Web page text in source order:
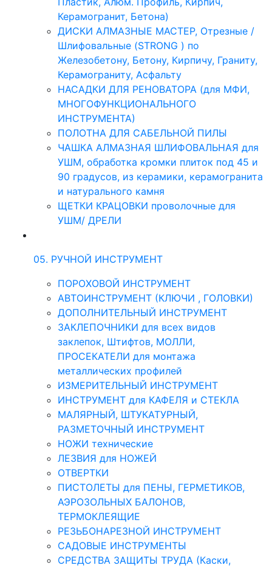
Керамогранит, Бетона)
ДИСКИ АЛМАЗНЫЕ МАСТЕР, Отрезные /
Шлифовальные (STRONG ) по
Железобетону, Бетону, Кирпичу, Граниту,
Керамограниту, Асфальту
НАСАДКИ ДЛЯ РЕНОВАТОРА (для МФИ,
МНОГОФУНКЦИОНАЛЬНОГО
ИНСТРУМЕНТА)
ПОЛОТНА ДЛЯ САБЕЛЬНОЙ ПИЛЫ
ЧАШКА АЛМАЗНАЯ ШЛИФОВАЛЬНАЯ для
УШМ, обработка кромки плиток под 45 и
90 градусов, из керамики, керамогранита
и натурального камня
ЩЕТКИ КРАЦОВКИ проволочные для
УШМ/ ДРЕЛИ
05. РУЧНОЙ ИНСТРУМЕНТ
ПОРОХОВОЙ ИНСТРУМЕНТ
АВТОИНСТРУМЕНТ (КЛЮЧИ , ГОЛОВКИ)
ДОПОЛНИТЕЛЬНЫЙ ИНСТРУМЕНТ
ЗАКЛЕПОЧНИКИ для всех видов
заклепок, Штифтов, МОЛЛИ,
ПРОСЕКАТЕЛИ для монтажа
металлических профилей
ИЗМЕРИТЕЛЬНЫЙ ИНСТРУМЕНТ
ИНСТРУМЕНТ для КАФЕЛЯ и СТЕКЛА
МАЛЯРНЫЙ, ШТУКАТУРНЫЙ,
РАЗМЕТОЧНЫЙ ИНСТРУМЕНТ
НОЖИ технические
ЛЕЗВИЯ для НОЖЕЙ
ОТВЕРТКИ
ПИСТОЛЕТЫ для ПЕНЫ, ГЕРМЕТИКОВ,
АЭРОЗОЛЬНЫХ БАЛОНОВ,
ТЕРМОКЛЕЯЩИЕ
РЕЗЬБОНАРЕЗНОЙ ИНСТРУМЕНТ
САДОВЫЕ ИНСТРУМЕНТЫ
СРЕДСТВА ЗАЩИТЫ ТРУДА (Каски,